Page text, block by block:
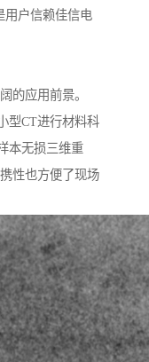
用户信赖佳信电
的应用前景。
型CT进行材料科
本无损三维重
性也方便了现场